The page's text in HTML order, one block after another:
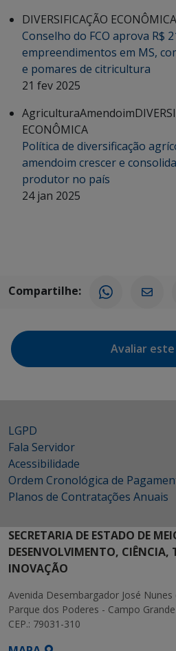
DIVERSIFICAÇÃO ECONÔMICA
Conselho do FCO aprova R$
empreendimentos em MS,
e pomares de citricultura
21 fev 2025
AgriculturaAmendoim
ECONÔMICA
Política de diversificação
amendoim crescer e
produtor no país
24 jan 2025
Compartilhe:
Avaliar
LGPD
Fala Servidor
Acessibilidade
Ordem Cronológica de
Planos de Contratações Anuais
SECRETARIA DE ESTADO DE
DESENVOLVIMENTO, CIÊNCIA,
INOVAÇÃO
Avenida Desembargador José
Parque dos Poderes - Campo
CEP.: 79031-310